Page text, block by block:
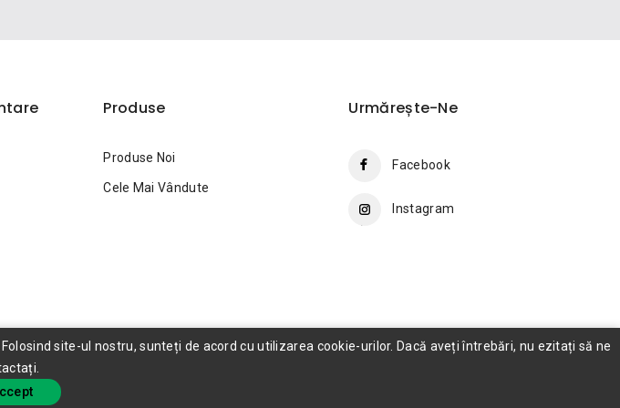
Urmărește-Ne
Facebook
Instagram
site-ul nostru, sunteți de acord cu utilizarea cookie-urilor. Dacă aveți întrebări, nu ezitați să ne
Produse
Produse Noi
Cele Mai Vândute